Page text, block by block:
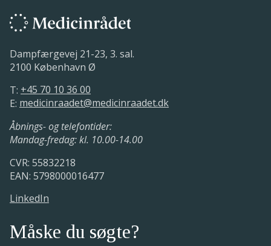
Dampfærgevej 21-23, 3. sal.
2100 København Ø
T: +45 70 10 36 00
E: medicinraadet@medicinraadet.dk
Åbnings- og telefontider:
Mandag-fredag: kl. 10.00-14.00
CVR: 55832218
EAN: 5798000016477
LinkedIn
Måske du søgte?